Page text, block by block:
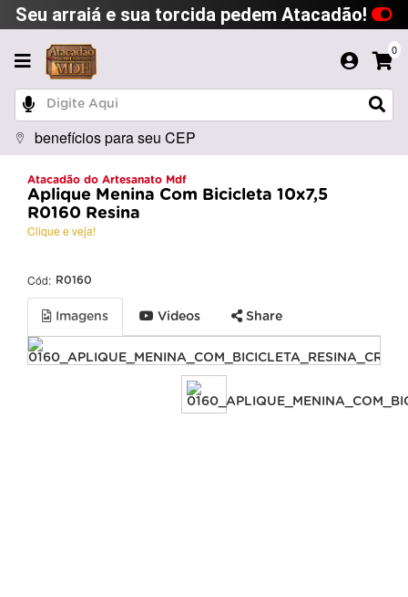
Seu arraiá e sua torcida pedem Atacadão!
0
benefícios para seu CEP
Atacadão do Artesanato Mdf
Aplique Menina Com Bicicleta 10x7,5
R0160 Resina
Clique e veja!
Cód: R0160
Imagens Videos Share